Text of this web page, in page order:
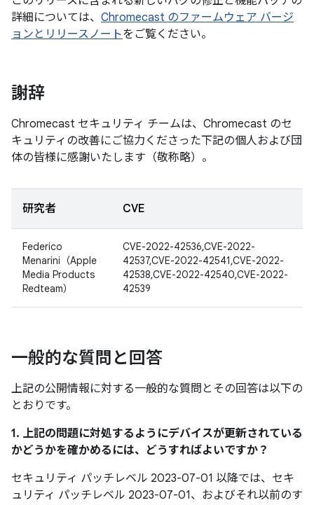
詳細については、 Chromecast のファームウェア バージ
ョンとリリースノートをご覧ください。
謝辞
Chromecast セキュリティ チームは、Chromecast のセ
キュリティの改善にご協力くださった下記の個人および団
体の皆様に感謝いたします（敬称略）。
研究者 CVE
Federico
Menarini（Apple
Media Products
Redteam）
CVE-2022-42536,CVE-2022-
42537,CVE-2022-42541,CVE-2022-
42538,CVE-2022-42540,CVE-2022-
42539
一般的な質問と回答
上記の公開情報に対する一般的な質問とその回答は以下の
とおりです。
1. 上記の問題に対処するようにデバイスが更新されている
かどうかを確かめるには、どうすればよいですか？
セキュリティ パッチレベル 2023-07-01 以降では、セキ
ュリティ パッチレベル 2023-07-01、およびそれ以前のす